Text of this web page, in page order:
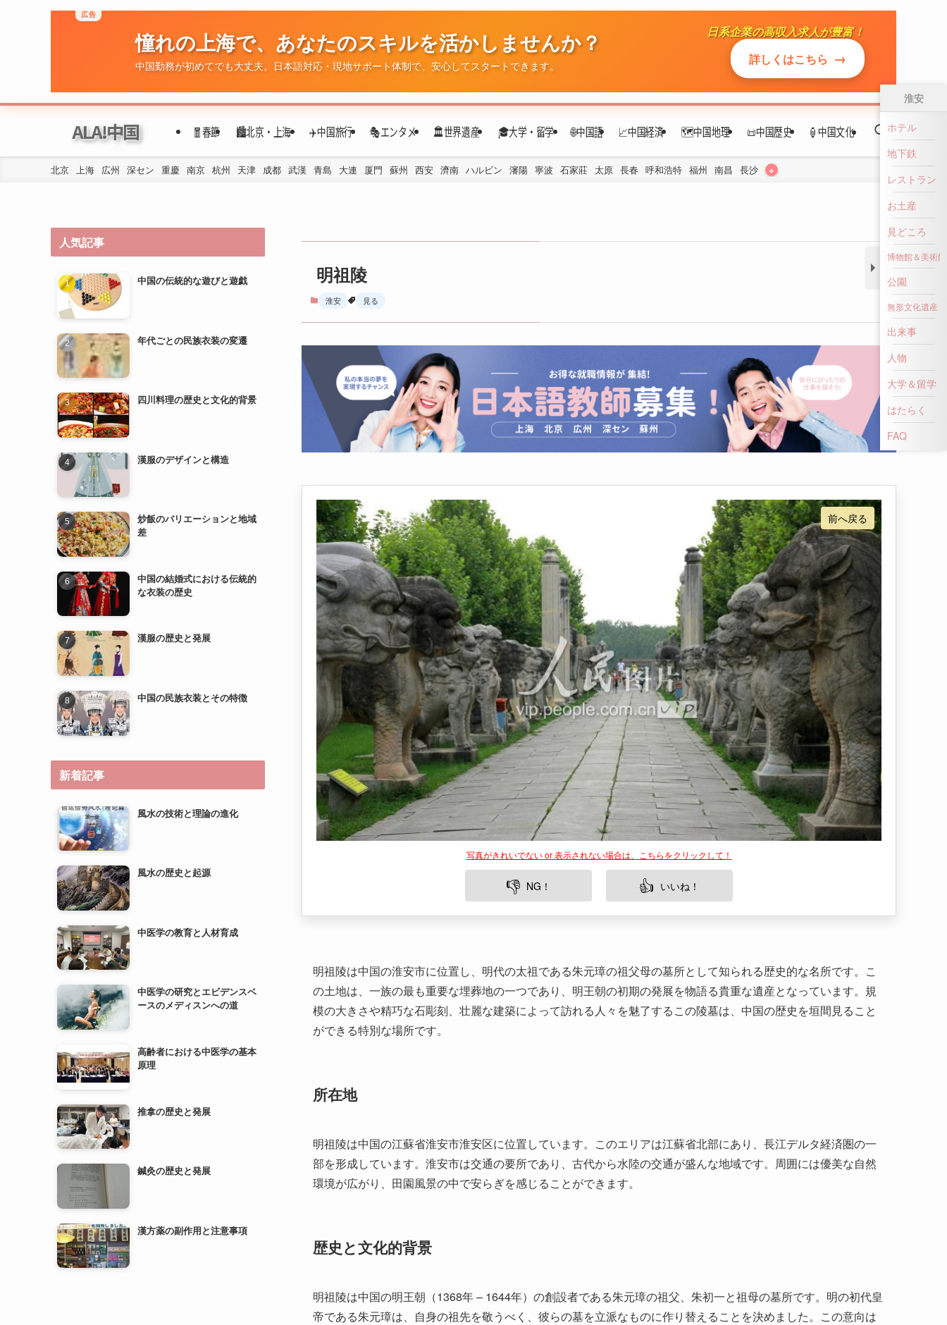
広告
憧れの上海で、あなたのスキルを活かしませんか？
中国勤務が初めてでも大丈夫。日本語対応・現地サポート体制で、安心してスタートできます。
日系企業の高収入求人が豊富！
詳しくはこちら →
ALA!中国 🧧春節 🏙️北京・上海 ✈️中国旅行 🎭エンタメ 🏛️世界遺産 🎓大学・留学 🌐中国語 📈中国経済 🗺️中国地理 📜中国歴史 🏮中国文化
北京 上海 広州 深セン 重慶 南京 杭州 天津 成都 武漢 青島 大連 厦門 蘇州 西安 濟南 ハルビン 瀋陽 寧波 石家莊 太原 長春 呼和浩特 福州 南昌 長沙 +
明祖陵
淮安 見る
前へ戻る
写真がきれいでない or 表示されない場合は、こちらをクリックして！
👎 NG！ 👍 いいね！
明祖陵は中国の淮安市に位置し、明代の太祖である朱元璋の祖父母の墓所として知られる歴史的な名所です。こ
の土地は、一族の最も重要な埋葬地の一つであり、明王朝の初期の発展を物語る貴重な遺産となっています。規
模の大きさや精巧な石彫刻、壮麗な建築によって訪れる人々を魅了するこの陵墓は、中国の歴史を垣間見ること
ができる特別な場所です。
所在地
明祖陵は中国の江蘇省淮安市淮安区に位置しています。このエリアは江蘇省北部にあり、長江デルタ経済圏の一
部を形成しています。淮安市は交通の要所であり、古代から水陸の交通が盛んな地域です。周囲には優美な自然
環境が広がり、田園風景の中で安らぎを感じることができます。
歴史と文化的背景
明祖陵は中国の明王朝（1368年 – 1644年）の創設者である朱元璋の祖父、朱初一と祖母の墓所です。明の初代皇
帝である朱元璋は、自身の祖先を敬うべく、彼らの墓を立派なものに作り替えることを決めました。この意向は
人気記事
中国の伝統的な遊びと遊戯
年代ごとの民族衣装の変遷
四川料理の歴史と文化的背景
漢服のデザインと構造
炒飯のバリエーションと地域
差
中国の結婚式における伝統的
な衣装の歴史
漢服の歴史と発展
中国の民族衣装とその特徴
新着記事
風水の技術と理論の進化
風水の歴史と起源
中医学の教育と人材育成
中医学の研究とエビデンスベ
ースのメディスンへの道
高齢者における中医学の基本
原理
推拿の歴史と発展
鍼灸の歴史と発展
漢方薬の副作用と注意事項
淮安
ホテル
地下鉄
レストラン
お土産
見どころ
博物館＆美術館
公園
無形文化遺産
出来事
人物
大学＆留学
はたらく
FAQ